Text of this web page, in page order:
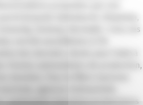
proposées par une
lesquels Optivalue.AI, Himydata,
Docloop, Backwell, I-Care, les
ont été sensibilisées à l’IA
des données clients pour l’aide à
formes automatisées de production,
données. Pour la filière tourisme
agences d’attractivité,
partenaires bancaires et directeurs